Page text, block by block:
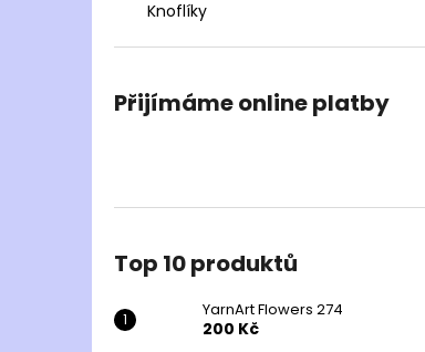
Knoflíky
Přijímáme online platby
Top 10 produktů
YarnArt Flowers 274
200 Kč